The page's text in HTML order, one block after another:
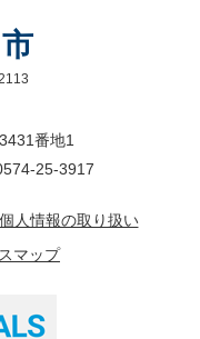
番地1
25-3917
個人情報の取り扱い
マップ